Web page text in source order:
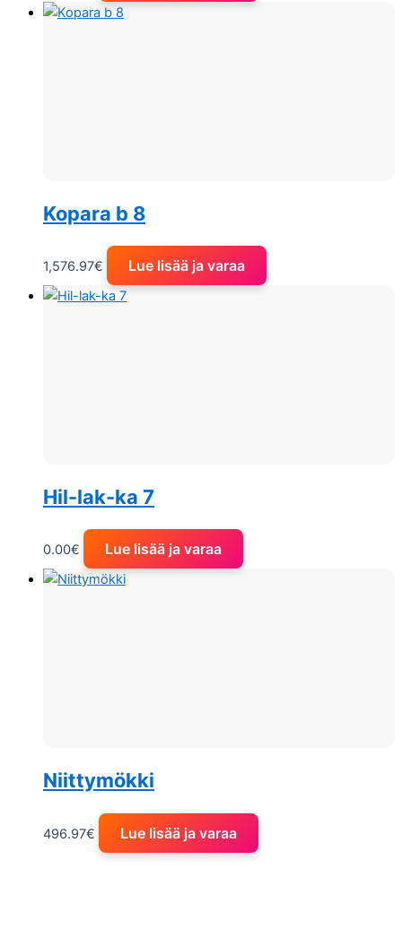
Kopara b 8
1,576.97€ Lue lisää ja varaa
Hil-lak-ka 7
0.00€ Lue lisää ja varaa
Niittymökki
496.97€ Lue lisää ja varaa